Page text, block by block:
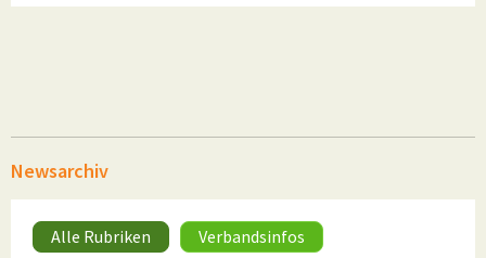
Newsarchiv
Alle Rubriken
Verbandsinfos